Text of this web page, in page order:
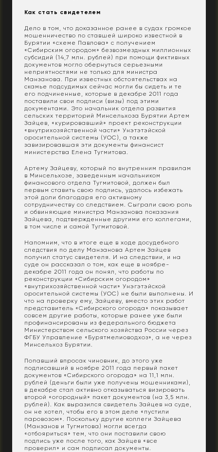
Как стать свидетелем
Дело в том, что доказанное ранее в судах громкое
мошенничество по ставшей широко известной в
Бурятии «схеме Павлова» с получением
«Сибирским огородом» безвозмездных миллионных
субсидий (14,7 млн. рублей) при помощи фиктивных
документов могло обернуться серьезными
неприятностями не только для министра
Манзанова. При известных обстоятельствах на
скамье подсудимых сейчас могли бы сидеть и те
его подчиненные, которые в декабре 2011 года
поставили свои подписи (визы) под этими
документами. Это начальник отдела развития
сельских территорий Минсельхоза Бурятии Артем
Зайцев, «курировавший» проект реконструкции
«внутрихозяйственной части» Унэтэтэйской
оросительной системы (УОС), а также
завизировавшая эти документы финансист
министерства Елена Тугмитова.
Артему Зайцеву, который по внутренним правилам
в Минсельхозе, заведенным начальником
финансового отдела Тугмитовой, должен был
первым ставить свою подпись, удалось избежать
этой доли благодаря его активному
сотрудничеству со следствием. Сыграли свою роль
и обвиняющие министра Манзанова показания
Зайцева, подтвержденные другими его коллегами,
в том числе и самой Тугмитовой.
Напомним, что в итоге еще в ходе досудебного
следствия по делу Манзанова Артем Зайцев
получил статус свидетеля. И на следствии, и на
суде он рассказал о том, как еще в ноябре-
декабре 2011 года он понял, что работы по
реконструкции «Сибирским огородом»
«внутрихозяйственной части» Унэгэтэйской
оросительной системы (УОС) не были выполнены. И
что на проверку ему, Зайцеву, вместо этих работ
представитель «Сибирского огорода» показывает
совсем другие работы, которые ранее уже были
профинансированы из федерального бюджета
Министерством сельского хозяйства России через
ФГБУ Управление «Бурятмелиоводхоз», а не через
Минсельхоз Бурятии.
Попавший впросак чиновник, до этого уже
подписавший в ноябре 2011 года первый пакет
документов «Сибирского огорода» на 11,1 млн.
рублей (деньги были уже получены мошенниками),
в декабре стал активно отказываться визировать
второй «огородный» пакет документов (на 3,5 млн.
рублей). Как выразился свидетель Зайцев на суде,
он не хотел, чтобы его в этом деле «пустили
паровозом». Поскольку другие коллеги Зайцева
(Манзанов и Тугмитова) могли всегда
«отбояриться» тем, что они поставили свою
подпись уже после того, как Зайцев «все
проверил» и сам подписал документы.